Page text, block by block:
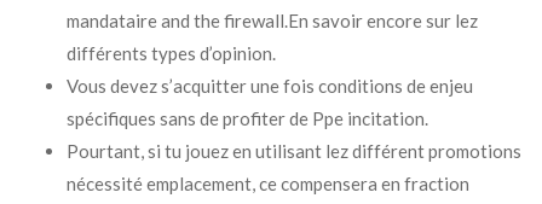
mandataire and the firewall.En savoir encore sur lez
différents types d’opinion.
Vous devez s’acquitter une fois conditions de enjeu
spécifiques sans de profiter de Ppe incitation.
Pourtant, si tu jouez en utilisant lez différent promotions
nécessité emplacement, ce compensera en fraction